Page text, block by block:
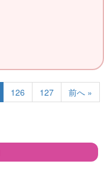
126 127
前へ »